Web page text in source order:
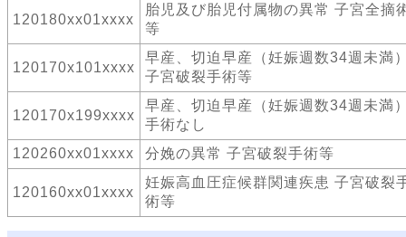
120180xx01xxxx
胎児及び胎児付属物の異常 子宮全摘
等
120170x101xxxx
早産、切迫早産（妊娠週数34週未満
子宮破裂手術等
120170x199xxxx
早産、切迫早産（妊娠週数34週未満
手術なし
120260xx01xxxx
分娩の異常 子宮破裂手術等
120160xx01xxxx
妊娠高血圧症候群関連疾患 子宮破裂
術等